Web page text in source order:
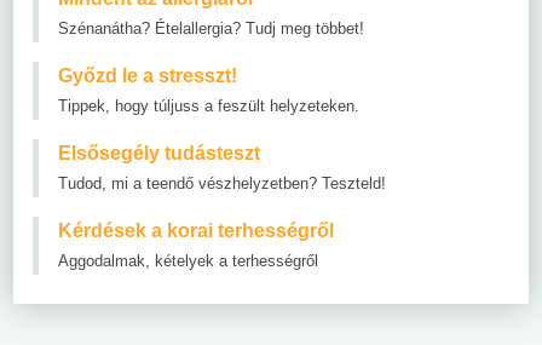
Szénanátha? Ételallergia? Tudj meg többet!
Győzd le a stresszt!
Tippek, hogy túljuss a feszült helyzeteken.
Elsősegély tudásteszt
Tudod, mi a teendő vészhelyzetben? Teszteld!
Kérdések a korai terhességről
Aggodalmak, kételyek a terhességről